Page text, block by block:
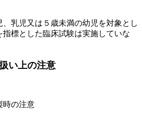
乳児又は５歳未満の幼児を対象とし
標とした臨床試験は実施していな
い上の注意
の注意